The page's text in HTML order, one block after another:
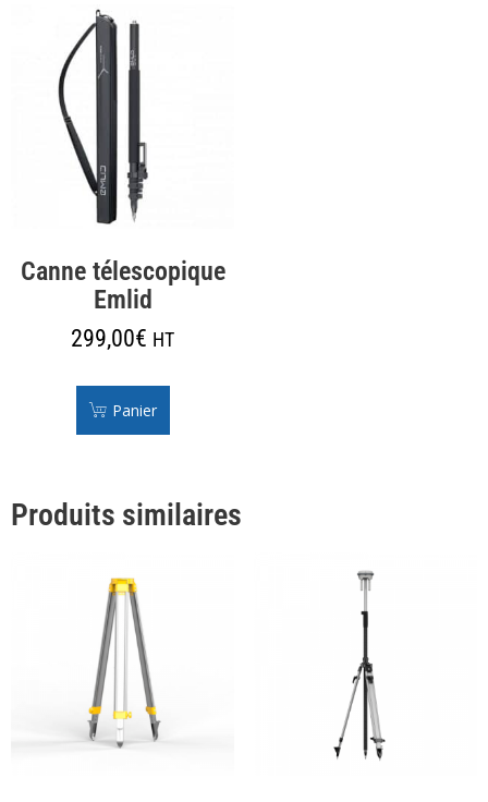
Canne télescopique
Emlid
299,00€ HT
Panier
Produits similaires